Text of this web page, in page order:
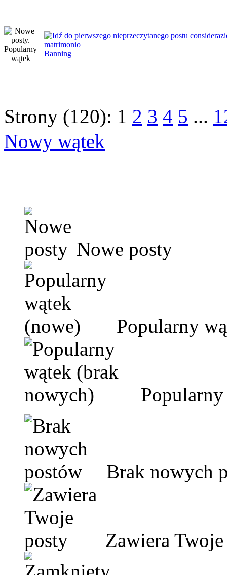
matrimonio
Banning
Strony (120): 1 2 3 4 5 ...
Nowy wątek
Nowe posty
Popularny
Brak nowych
Zawiera